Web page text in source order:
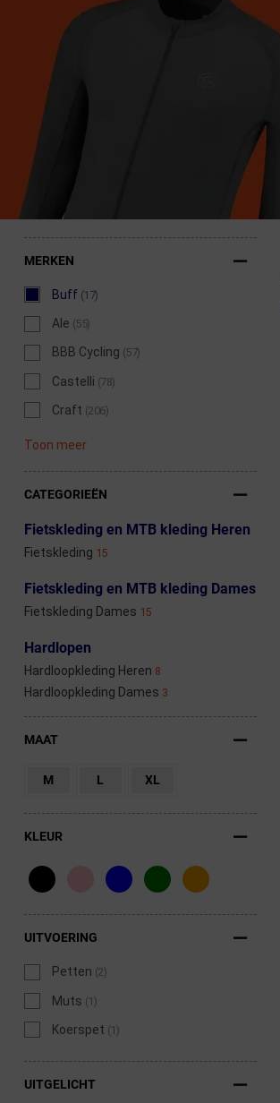
Fietstrainers
Hardlopen
Overige sporten & cadeaubon
Fietsen
Nieuw bij FuturumShop...
MERKEN
Buff (17)
Ale (55)
BBB Cycling (57)
Castelli (78)
Craft (206)
Toon meer
CATEGORIEËN
Fietskleding en MTB kleding Heren
Fietskleding 15
Fietskleding en MTB kleding Dames
Fietskleding Dames 15
Hardlopen
Hardloopkleding Heren 8
Hardloopkleding Dames 3
MAAT
M L XL
KLEUR
UITVOERING
Petten (2)
Muts (1)
Koerspet (1)
UITGELICHT